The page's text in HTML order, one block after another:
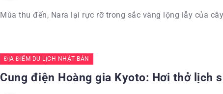
Mùa thu đến, Nara lại rực rỡ trong sắc vàng lộng lẫy của
ĐỊA ĐIỂM DU LỊCH NHẬT BẢN
Cung điện Hoàng gia Kyoto: Hơi thở lịch